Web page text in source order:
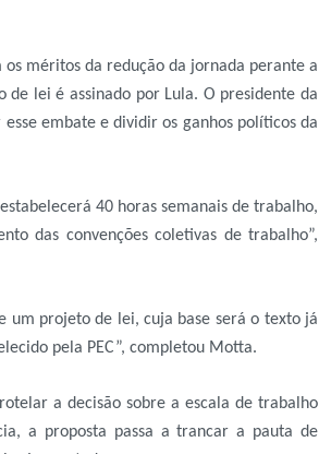
méritos da redução da jornada perante a
lei é assinado por Lula. O presidente da
embate e dividir os ganhos políticos da
40 horas semanais de trabalho,
das convenções coletivas de trabalho”,
um projeto de lei, cuja base será o texto já
pela PEC”, completou Motta.
a decisão sobre a escala de trabalho
a proposta passa a trancar a pauta de